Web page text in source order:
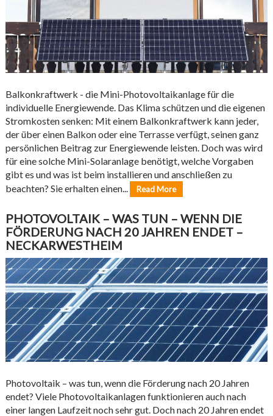
Balkonkraftwerk - die Mini-Photovoltaikanlage für die
individuelle Energiewende. Das Klima schützen und die eigenen
Stromkosten senken: Mit einem Balkonkraftwerk kann jeder,
der über einen Balkon oder eine Terrasse verfügt, seinen ganz
persönlichen Beitrag zur Energiewende leisten. Doch was wird
für eine solche Mini-Solaranlage benötigt, welche Vorgaben
gibt es und was ist beim installieren und anschließen zu
beachten? Sie erhalten einen...
Read More
PHOTOVOLTAIK – WAS TUN – WENN DIE
FÖRDERUNG NACH 20 JAHREN ENDET –
NECKARWESTHEIM
Photovoltaik – was tun, wenn die Förderung nach 20 Jahren
endet? Viele Photovoltaikanlagen funktionieren auch nach
einer langen Laufzeit noch sehr gut. Doch nach 20 Jahren endet